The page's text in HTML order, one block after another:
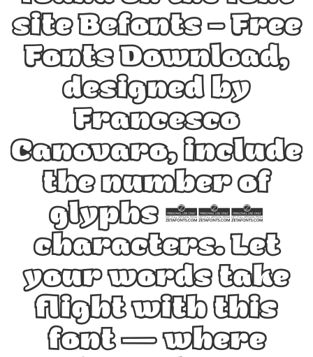
site Befonts – Free
Fonts Download,
designed by
Francesco
Canovaro, include
the number of
glyphs 909
characters. Let
your words take
flight with this
font — where